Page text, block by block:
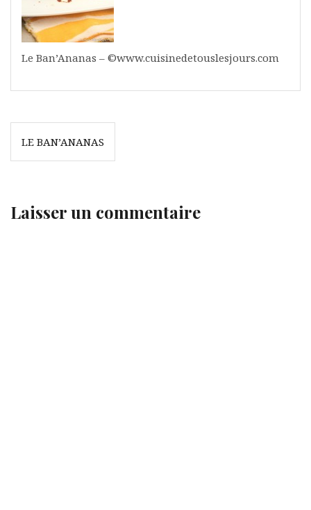
Le Ban’Ananas – ©www.cuisinedetouslesjours.com
Navigation
deLE BAN’ANANAS
Laisser un commentaire